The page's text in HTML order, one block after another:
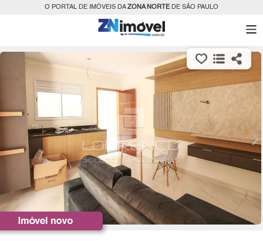
O PORTAL DE IMÓVEIS DAZONA NORTEDE SÃO PAULO